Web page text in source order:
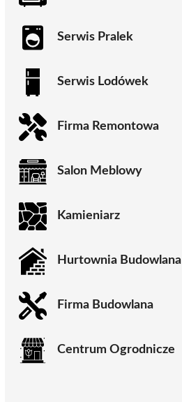
Serwis Pralek
Serwis Lodówek
Firma Remontowa
Salon Meblowy
Kamieniarz
Hurtownia Budowlana
Firma Budowlana
Centrum Ogrodnicze